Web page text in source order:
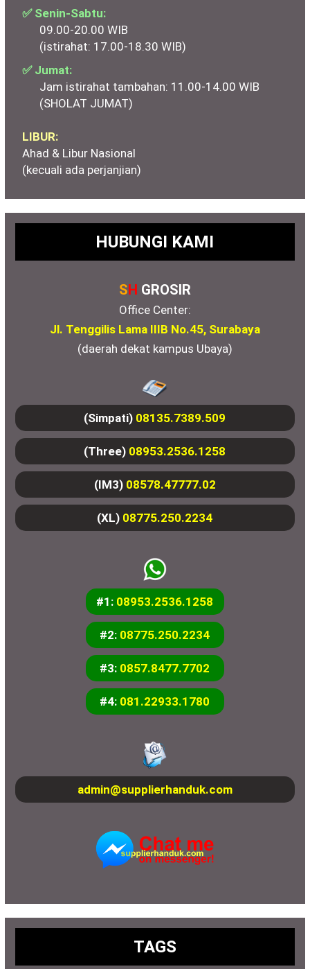
✅ Senin-Sabtu:
09.00-20.00 WIB
(istirahat: 17.00-18.30 WIB)
✅ Jumat:
Jam istirahat tambahan: 11.00-14.00 WIB
(SHOLAT JUMAT)
LIBUR:
Ahad & Libur Nasional
(kecuali ada perjanjian)
HUBUNGI KAMI
SH GROSIR
Office Center:
Jl. Tenggilis Lama IIIB No.45, Surabaya
(daerah dekat kampus Ubaya)
(Simpati) 08135.7389.509
(Three) 08953.2536.1258
(IM3) 08578.47777.02
(XL) 08775.250.2234
#1: 08953.2536.1258
#2: 08775.250.2234
#3: 0857.8477.7702
#4: 081.22933.1780
admin@supplierhanduk.com
TAGS